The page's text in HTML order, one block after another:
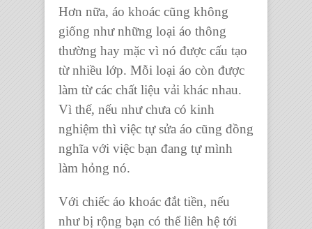
Hơn nữa, áo khoác cũng không
giống như những loại áo thông
thường hay mặc vì nó được cấu tạo
từ nhiều lớp. Mỗi loại áo còn được
làm từ các chất liệu vải khác nhau.
Vì thế, nếu như chưa có kinh
nghiệm thì việc tự sửa áo cũng đồng
nghĩa với việc bạn đang tự mình
làm hỏng nó.
Với chiếc áo khoác đắt tiền, nếu
như bị rộng bạn có thể liên hệ tới